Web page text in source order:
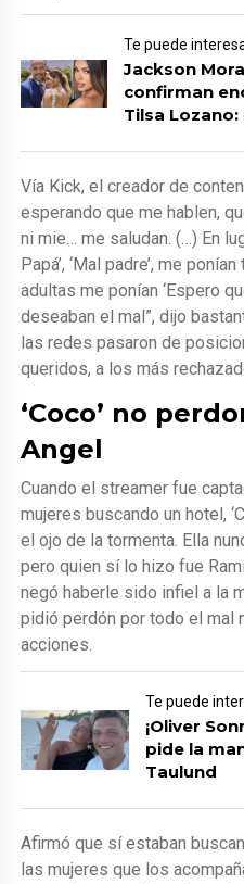
Te puede
Jackson
confirman
Tilsa
Vía Kick, el creador de
esperando que me hablen,
ni mie… me saludan. (…) En
Papá’, ‘Mal padre’, me
adultas me ponían ‘Espero
deseaban el mal”, dijo
las redes pasaron de
queridos, a los más
‘Coco’ no
Angel
Cuando el streamer fue
mujeres buscando un hotel,
el ojo de la tormenta. Ella
pero quien sí lo hizo fue
negó haberle sido infiel a la
pidió perdón por todo el mal
acciones.
Te puede
¡Oliver
pide la
Taulund
Afirmó que sí estaban
las mujeres que los